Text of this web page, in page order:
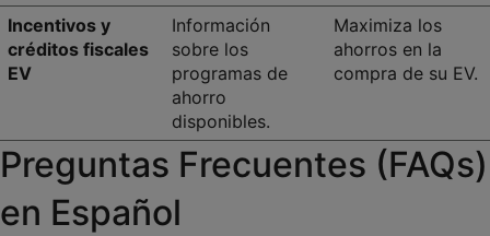
Incentivos y
créditos fiscales
EV
Información
sobre los
programas de
ahorro
disponibles.
Maximiza los
ahorros en la
compra de su EV.
Preguntas Frecuentes (FAQs)
en Español